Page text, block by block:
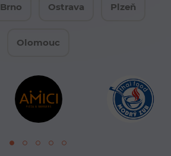
Brno Ostrava Plzeň
Olomouc